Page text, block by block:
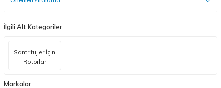
İlgili Alt Kategoriler
Santrifüjler İçin
Rotorlar
Markalar